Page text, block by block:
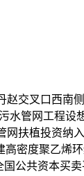
交叉口西南
水管网工程设
网扶植投资纳
高密度聚乙烯
公共资本买卖